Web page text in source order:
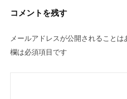
シ
ョ
ン
コメントを残す
メールアドレスが公開されることは
欄は必須項目です